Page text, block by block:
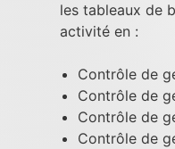
les tableaux de
activité en :
Contrôle de
Contrôle de
Contrôle de
Contrôle de